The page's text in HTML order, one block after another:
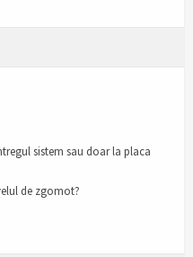
sistem sau doar la placa
de zgomot?